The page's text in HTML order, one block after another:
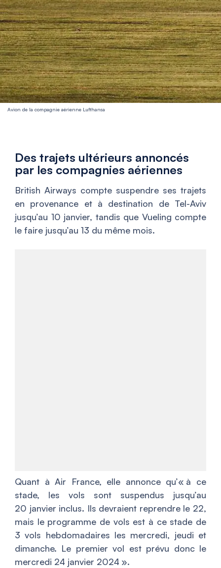
Avion de la compagnie aérienne Lufthansa
Des trajets ultérieurs annoncés
par les compagnies aériennes
British Airways compte suspendre ses trajets
en provenance et à destination de Tel-Aviv
jusqu’au 10 janvier, tandis que Vueling compte
le faire jusqu’au 13 du même mois.
Quant à Air France, elle annonce qu’« à ce
stade, les vols sont suspendus jusqu’au
20 janvier inclus. Ils devraient reprendre le 22,
mais le programme de vols est à ce stade de
3 vols hebdomadaires les mercredi, jeudi et
dimanche. Le premier vol est prévu donc le
mercredi 24 janvier 2024 ».